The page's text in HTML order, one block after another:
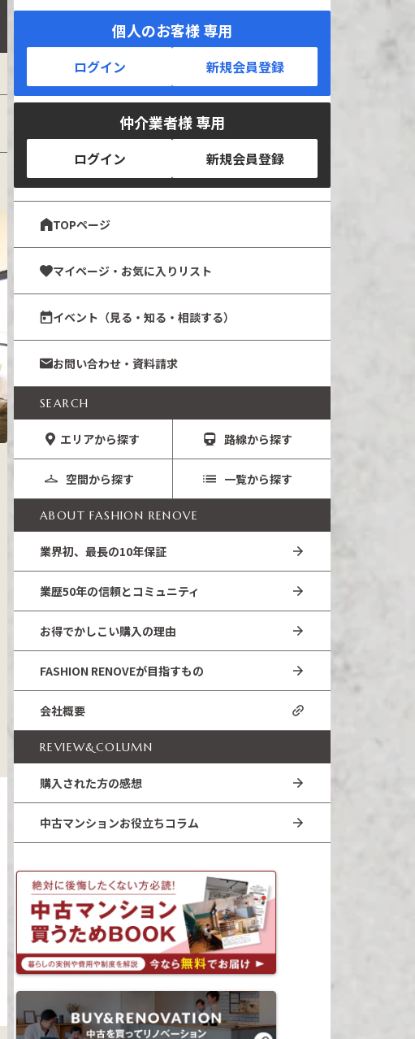
個人のお客様 専用
ログイン 新規会員登録
仲介業者様 専用
ログイン 新規会員登録
TOPページ
マイページ・お気に入りリスト
イベント（見る・知る・相談する）
お問い合わせ・資料請求
SEARCH
エリアから探す 路線から探す
空間から探す 一覧から探す
ABOUT FASHION RENOVE
業界初、最長の10年保証
業歴50年の信頼とコミュニティ
お得でかしこい購入の理由
FASHION RENOVEが目指すもの
会社概要
REVIEW&COLUMN
購入された方の感想
中古マンションお役立ちコラム